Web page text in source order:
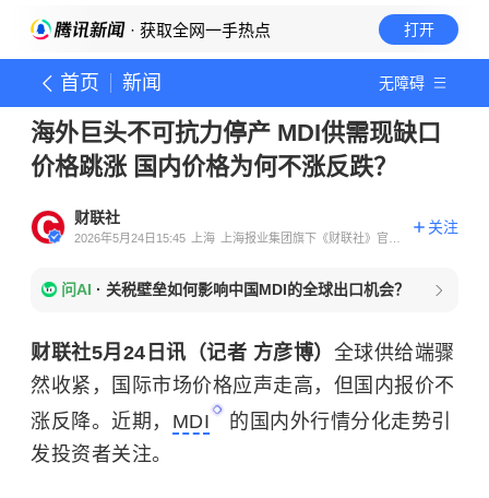
· 获取全网一手热点 打开
首页 新闻 无障碍
海外巨头不可抗力停产 MDI供需现缺口
价格跳涨 国内价格为何不涨反跌？
财联社
2026年5月24日15:45 上海
上海报业集团旗下《财联社》官方
关注
问AI · 关税壁垒如何影响中国MDI的全球出口机会？
财联社5月24日讯（记者 方彦博） 全球供给端骤
然收紧，国际市场价格应声走高，但国内报价不
涨反降。近期， MDI
的国内外行情分化走势引
发投资者关注。